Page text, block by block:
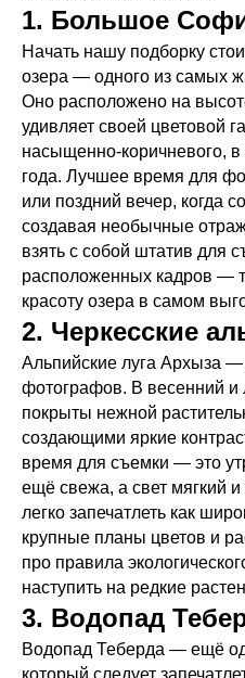
1. Большое
Начать нашу подборку
озера — одного из самых
Оно расположено на
удивляет своей цветовой
насыщенно-коричневого,
года. Лучшее время для
или поздний вечер, когда
создавая необычные
взять с собой штатив для
расположенных кадров —
красоту озера в самом
2. Черкесские
Альпийские луга Архыза
фотографов. В весенний и
покрыты нежной
создающими яркие
время для съемки — это
ещё свежа, а свет мягкий
легко запечатлеть как
крупные планы цветов и
про правила
наступить на редкие
3. Водопад
Водопад Теберда — ещё
который следует